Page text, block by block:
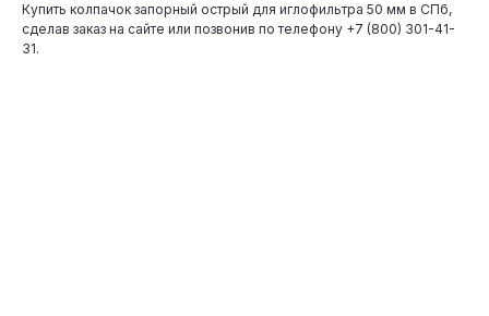
Купить колпачок запорный острый для иглофильтра 50 мм в СПб,
сделав заказ на сайте или позвонив по телефону +7 (800) 301-41-
31.